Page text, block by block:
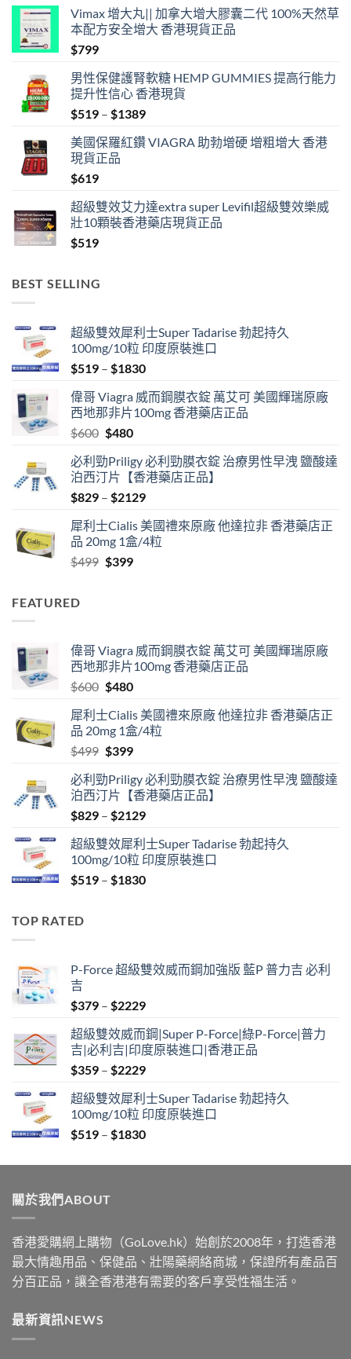
Vimax 增大丸|| 加拿大增大膠囊二代 100%天然草
本配方安全增大 香港現貨正品
$799
男性保健護腎軟糖 HEMP GUMMIES 提高行能力
提升性信心 香港現貨
$519 – $1389Price
$519
美國保羅紅鑽 VIAGRA 助勃增硬 增粗增大 香港
現貨正品
$619
超級雙效艾力達extra super Levifil超級雙效樂威
壯10顆裝香港藥店現貨正品
$519
BEST SELLING
超級雙效犀利士Super Tadarise 勃起持久
100mg/10粒 印度原裝進口
$519 – $1830Price
$519
through
偉哥 Viagra 威而鋼膜衣錠 萬艾可 美國輝瑞原廠
西地那非片100mg 香港藥店正品
$600 Original
was:
$600.
$480Current
is:
$480.
必利勁Priligy 必利勁膜衣錠 治療男性早洩 鹽酸達
泊西汀片【香港藥店正品】
$829 – $2129Price
$829
through
犀利士Cialis 美國禮來原廠 他達拉非 香港藥店正
品 20mg 1盒/4粒
$499 Original
$399Current
FEATURED
偉哥 Viagra 威而鋼膜衣錠 萬艾可 美國輝瑞原廠
西地那非片100mg 香港藥店正品
$600 Original
was:
$600.
$480Current
is:
$480.
犀利士Cialis 美國禮來原廠 他達拉非 香港藥店正
品 20mg 1盒/4粒
$499 Original
was:
$499.
$399Current
is:
$399.
必利勁Priligy 必利勁膜衣錠 治療男性早洩 鹽酸達
泊西汀片【香港藥店正品】
$829 – $2129Price
$829
through
$2129
超級雙效犀利士Super Tadarise 勃起持久
100mg/10粒 印度原裝進口
$519 – $1830Price
TOP RATED
P-Force 超級雙效威而鋼加強版 藍P 普力吉 必利
吉
$379 – $2229Price
$379
through
$2229
超級雙效威而鋼|Super P-Force|綠P-Force|普力
吉|必利吉|印度原裝進口|香港正品
$359 – $2229Price
$359
through
$2229
超級雙效犀利士Super Tadarise 勃起持久
100mg/10粒 印度原裝進口
$519 – $1830Price
$519
關於我們ABOUT
香港愛購網上購物（GoLove.hk）始創於2008年，打造香港
最大情趣用品、保健品、壯陽藥網絡商城，保證所有產品百
分百正品，讓全香港港有需要的客戶享受性福生活。
最新資訊NEWS